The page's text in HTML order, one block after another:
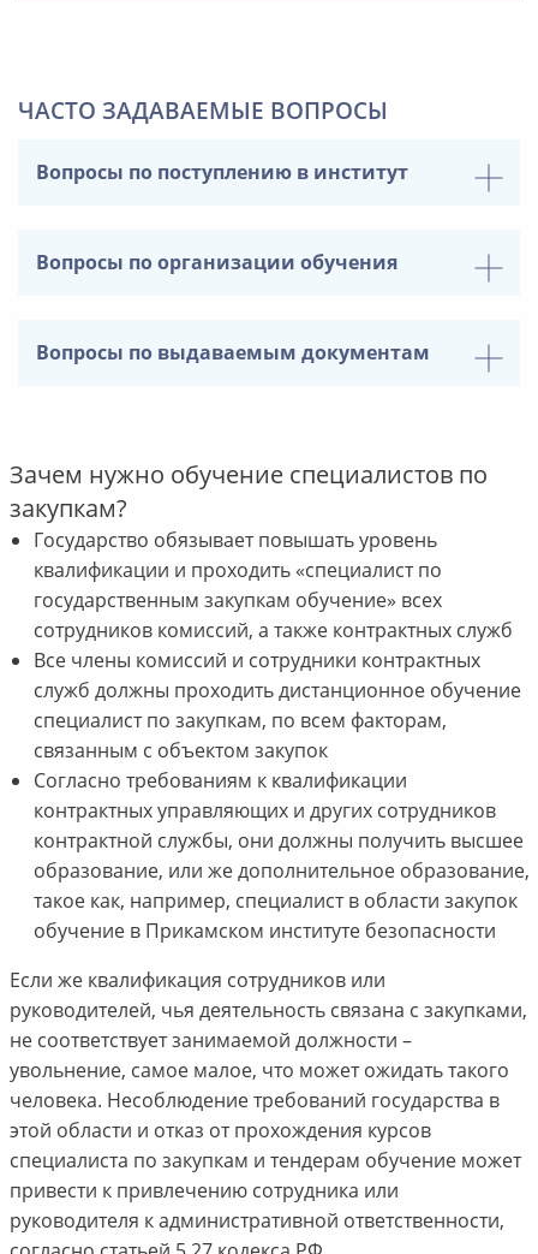
ЧАСТО ЗАДАВАЕМЫЕ ВОПРОСЫ
Вопросы по поступлению в институт
Вопросы по организации обучения
Вопросы по выдаваемым документам
Зачем нужно обучение специалистов по
закупкам?
Государство обязывает повышать уровень
квалификации и проходить «специалист по
государственным закупкам обучение» всех
сотрудников комиссий, а также контрактных служб
Все члены комиссий и сотрудники контрактных
служб должны проходить дистанционное обучение
специалист по закупкам, по всем факторам,
связанным с объектом закупок
Согласно требованиям к квалификации
контрактных управляющих и других сотрудников
контрактной службы, они должны получить высшее
образование, или же дополнительное образование,
такое как, например, специалист в области закупок
обучение в Прикамском институте безопасности
Если же квалификация сотрудников или
руководителей, чья деятельность связана с закупками,
не соответствует занимаемой должности –
увольнение, самое малое, что может ожидать такого
человека. Несоблюдение требований государства в
этой области и отказ от прохождения курсов
специалиста по закупкам и тендерам обучение может
привести к привлечению сотрудника или
руководителя к административной ответственности,